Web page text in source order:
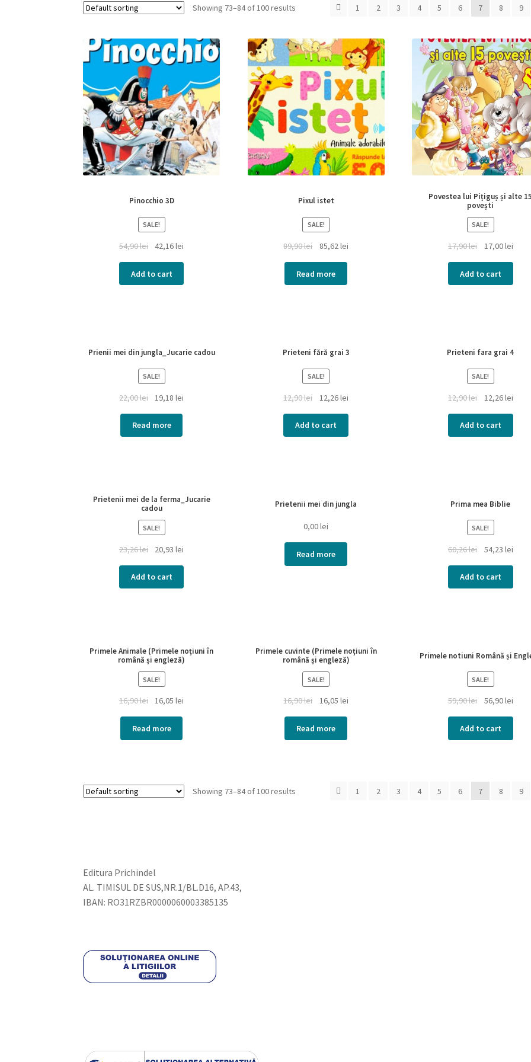
Showing 73–84 of 100 results 1 2 3 4 5 6 7 8 9
Pinocchio 3D
SALE!
54,90lei 42,16lei
Add to cart
Pixul istet
SALE!
89,90lei 85,62lei
Read more
Povestea lui Pițiguș și alte
povești
SALE!
17,90lei 17,00lei
Add to cart
Prienii mei din jungla_Jucarie cadou
SALE!
22,00lei 19,18lei
Read more
Prieteni fără grai 3
SALE!
12,90lei 12,26lei
Add to cart
Prieteni fara grai 4
SALE!
12,90lei 12,26lei
Add to cart
Prietenii mei de la ferma_Jucarie
cadou
SALE!
23,26lei 20,93lei
Add to cart
Prietenii mei din jungla
0,00lei
Read more
Prima mea Biblie
SALE!
60,26lei 54,23 lei
Add to cart
Primele Animale (Primele noțiuni în
română și engleză)
SALE!
16,90lei 16,05lei
Read more
Primele cuvinte (Primele noțiuni în
română și engleză)
SALE!
16,90lei 16,05 lei
Read more
Primele notiuni Română și
SALE!
59,90lei 56,90lei
Add to cart
Showing 73–84 of 100 results 1 2 3 4 5 6 7 8 9
Editura Prichindel
AL. TIMISUL DE SUS,NR.1/BL.D16, AP.43,
IBAN: RO31RZBR0000060003385135